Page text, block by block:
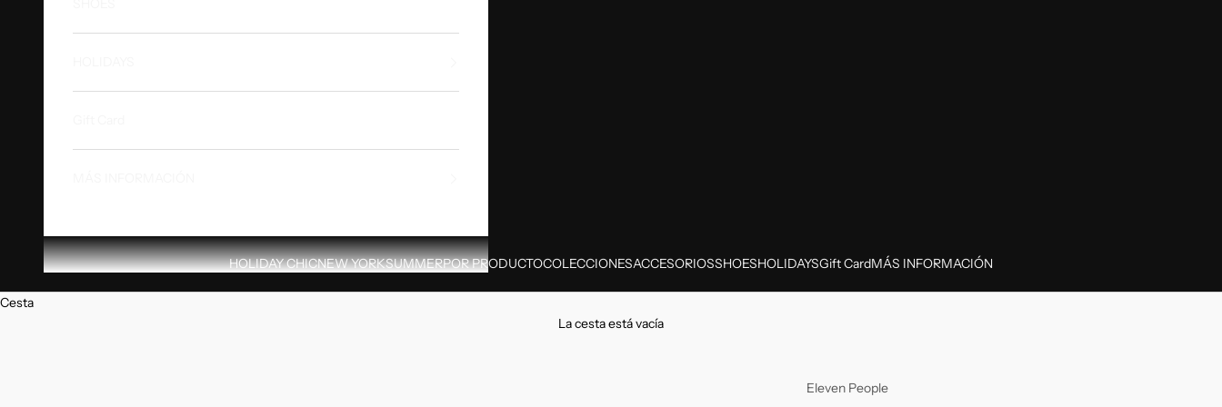
HOLIDAY CHICNEW YORKSUMMERPOR PRODUCTOCOLECCIONESACCESORIOSSHOESHOLIDAYSGift CardMÁS INFORMACIÓN
Cesta
La cesta está vacía
Eleven People